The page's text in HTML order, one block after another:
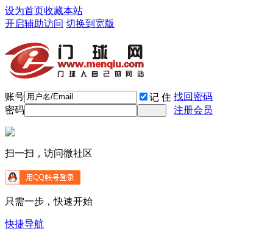
设为首页收藏本站
开启辅助访问 切换到宽版
账号 记 住 找回密码
密码
注册会员
扫一扫，访问微社区
只需一步，快速开始
快捷导航